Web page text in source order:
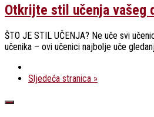
Otkrijte stil učenja vašeg
ŠTO JE STIL UČENJA? Ne uče svi
učenika – ovi učenici najbolje uče
Sljedeća stranica »